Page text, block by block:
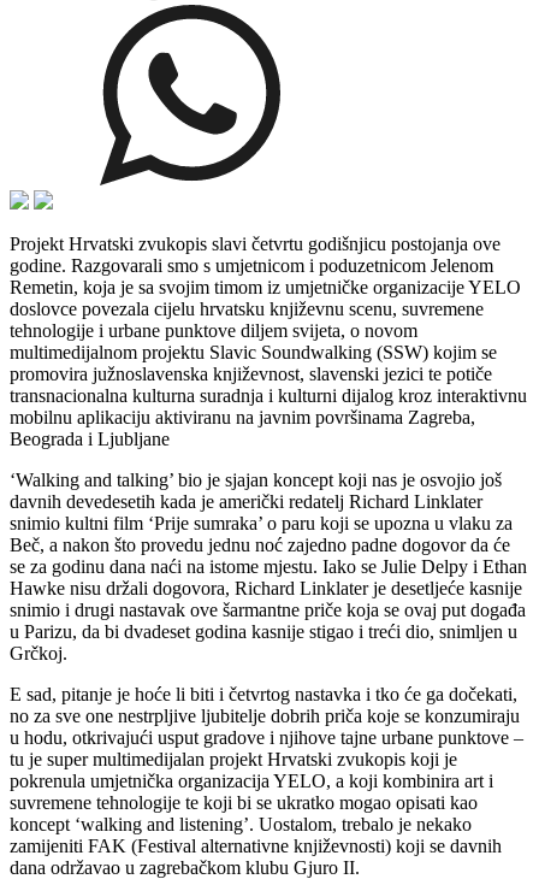
Projekt Hrvatski zvukopis slavi četvrtu godišnjicu postojanja ove
godine. Razgovarali smo s umjetnicom i poduzetnicom Jelenom
Remetin, koja je sa svojim timom iz umjetničke organizacije YELO
doslovce povezala cijelu hrvatsku književnu scenu, suvremene
tehnologije i urbane punktove diljem svijeta, o novom
multimedijalnom projektu Slavic Soundwalking (SSW) kojim se
promovira južnoslavenska književnost, slavenski jezici te potiče
transnacionalna kulturna suradnja i kulturni dijalog kroz interaktivnu
mobilnu aplikaciju aktiviranu na javnim površinama Zagreba,
Beograda i Ljubljane
‘Walking and talking’ bio je sjajan koncept koji nas je osvojio još
davnih devedesetih kada je američki redatelj Richard Linklater
snimio kultni film ‘Prije sumraka’ o paru koji se upozna u vlaku za
Beč, a nakon što provedu jednu noć zajedno padne dogovor da će
se za godinu dana naći na istome mjestu. Iako se Julie Delpy i Ethan
Hawke nisu držali dogovora, Richard Linklater je desetljeće kasnije
snimio i drugi nastavak ove šarmantne priče koja se ovaj put događa
u Parizu, da bi dvadeset godina kasnije stigao i treći dio, snimljen u
Grčkoj.
E sad, pitanje je hoće li biti i četvrtog nastavka i tko će ga dočekati,
no za sve one nestrpljive ljubitelje dobrih priča koje se konzumiraju
u hodu, otkrivajući usput gradove i njihove tajne urbane punktove –
tu je super multimedijalan projekt Hrvatski zvukopis koji je
pokrenula umjetnička organizacija YELO, a koji kombinira art i
suvremene tehnologije te koji bi se ukratko mogao opisati kao
koncept ‘walking and listening’. Uostalom, trebalo je nekako
zamijeniti FAK (Festival alternativne književnosti) koji se davnih
dana održavao u zagrebačkom klubu Gjuro II.